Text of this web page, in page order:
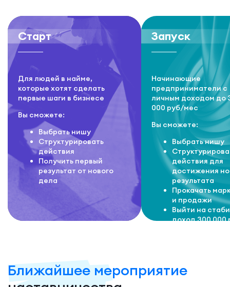
Старт
Для людей в найме,
которые хотят сделать
первые шаги в бизнесе
Вы сможете:
Выбрать нишу
Структурировать
действия
Получить первый
результат от нового
дела
Запуск
Начинающие
предприниматели с
личным доходом до
000 руб/мес
Вы сможете:
Выбрать нишу
действия для
достижения
результата
Прокачать
и продажи
Выйти на
доход 300 000
Ближайшее мероприятие